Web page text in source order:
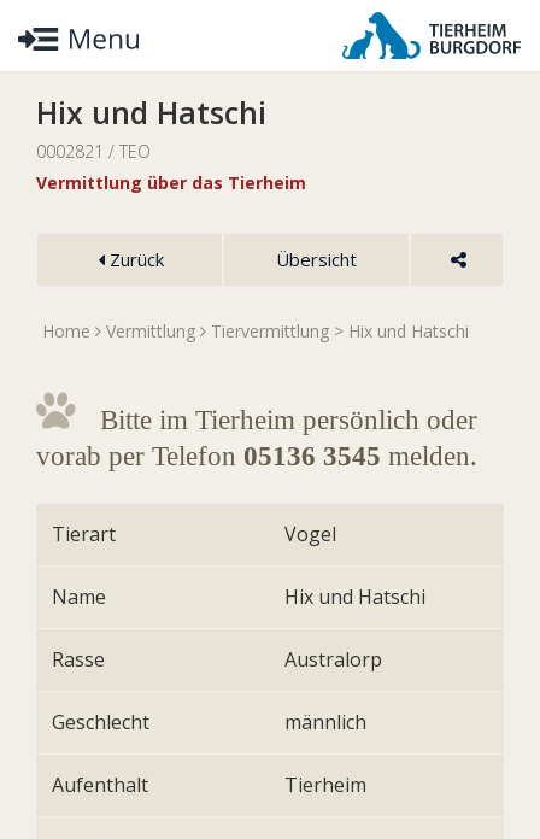
Hix und Hatschi
0002821 / TEO
Vermittlung über das Tierheim
Zurück Übersicht
Home Vermittlung Tiervermittlung > Hix und Hatschi
Bitte im Tierheim persönlich oder
vorab per Telefon 05136 3545 melden.
Tierart Vogel
Name Hix und Hatschi
Rasse Australorp
Geschlecht männlich
Aufenthalt Tierheim